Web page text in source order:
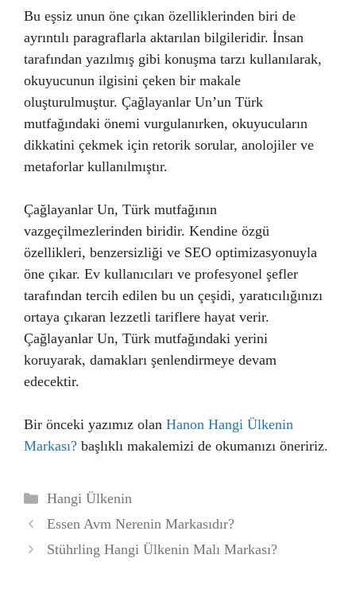
Bu eşsiz unun öne çıkan özelliklerinden biri de
ayrıntılı paragraflarla aktarılan bilgileridir. İnsan
tarafından yazılmış gibi konuşma tarzı kullanılarak,
okuyucunun ilgisini çeken bir makale
oluşturulmuştur. Çağlayanlar Un’un Türk
mutfağındaki önemi vurgulanırken, okuyucuların
dikkatini çekmek için retorik sorular, anolojiler ve
metaforlar kullanılmıştır.
Çağlayanlar Un, Türk mutfağının
vazgeçilmezlerinden biridir. Kendine özgü
özellikleri, benzersizliği ve SEO optimizasyonuyla
öne çıkar. Ev kullanıcıları ve profesyonel şefler
tarafından tercih edilen bu un çeşidi, yaratıcılığınızı
ortaya çıkaran lezzetli tariflere hayat verir.
Çağlayanlar Un, Türk mutfağındaki yerini
koruyarak, damakları şenlendirmeye devam
edecektir.
Bir önceki yazımız olan Hanon Hangi Ülkenin
Markası? başlıklı makalemizi de okumanızı öneririz.
Kategoriler
Hangi Ülkenin
Essen Avm Nerenin Markasıdır?
Stührling Hangi Ülkenin Malı Markası?